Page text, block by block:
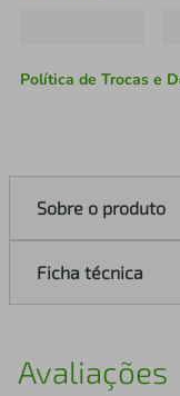
Política de Trocas e
Sobre o produto
Ficha técnica
Avaliações